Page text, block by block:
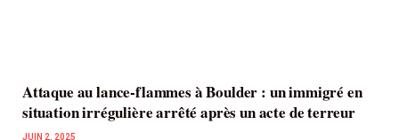
Attaque au lance-flammes à Boulder : un immigré en
situation irrégulière arrêté après un acte de terreur
JUIN 2, 2025